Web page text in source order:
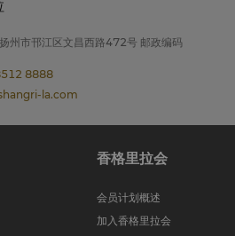
州市邗江区文昌西路472号 邮政编码
8888
la.com
香格里拉会
会员计划概述
加入香格里拉会